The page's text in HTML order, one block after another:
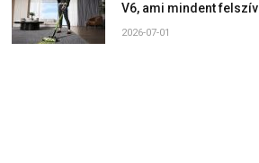
V6, ami mindent felszív
2026-07-01